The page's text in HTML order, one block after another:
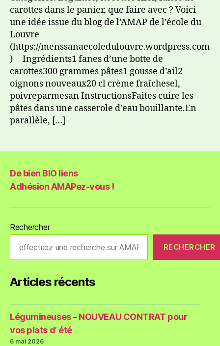
carottes dans le panier, que faire avec ? Voici
une idée issue du blog de l’AMAP de l’école du
Louvre
(https://menssanaecoledulouvre.wordpress.com
) Ingrédients1 fanes d’une botte de
carottes300 grammes pâtes1 gousse d’ail2
oignons nouveaux20 cl crème fraîchesel,
poivreparmesan InstructionsFaites cuire les
pâtes dans une casserole d'eau bouillante.En
parallèle, […]
De bien BIO liens
Adhésion AMAPez-vous !
Rechercher
RECHERCHER
Articles récents
Légumineuses – NOUVEAU CONTRAT pour
vos plats d’ été
6 mai 2026